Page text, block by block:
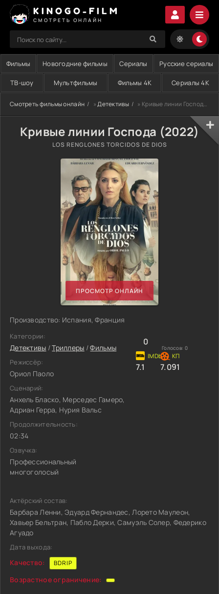
KINOGO-FILM
СМОТРЕТЬ ОНЛАЙН
Фильмы Новогодние фильмы Сериалы Русские сериалы
ТВ-шоу Мультфильмы Фильмы 4K Сериалы 4K
Смотреть фильмы онлайн »Детективы » Кривые линии Господа (2022)
Кривые линии Господа (2022)
LOS RENGLONES TORCIDOS DE DIOS
ПРОСМОТР ОНЛАЙН
Производство: Испания, Франция
Категории:
Детективы /Триллеры /Фильмы
Режиссёр:
Ориол Паоло
Сценарий:
Анхель Бласко, Мерседес Гамеро,
Адриан Герра, Нурия Вальс
Продолжительность:
02:34
Озвучка:
Профессиональный
многоголосый
0
Голосов: 0
7.1 7.091
Актёрский состав:
Барбара Ленни, Эдуард Фернандес, Лорето Маулеон,
Хавьер Бельтран, Пабло Дерки, Самуэль Солер, Федерико
Агуадо
Дата выхода:
Качество: BDRIP
Возрастное ограничение: